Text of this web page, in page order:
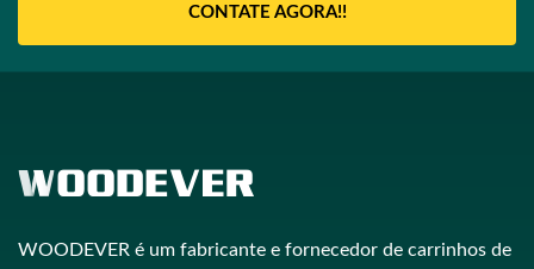
CONTATE AGORA!!
WOODEVER é um fabricante e fornecedor de carrinhos de